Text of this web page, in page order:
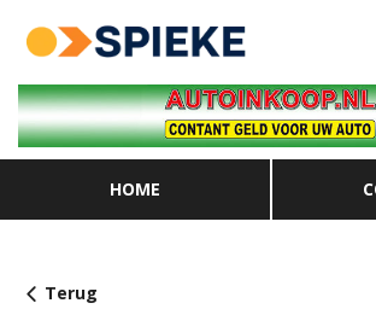
HOME
Terug